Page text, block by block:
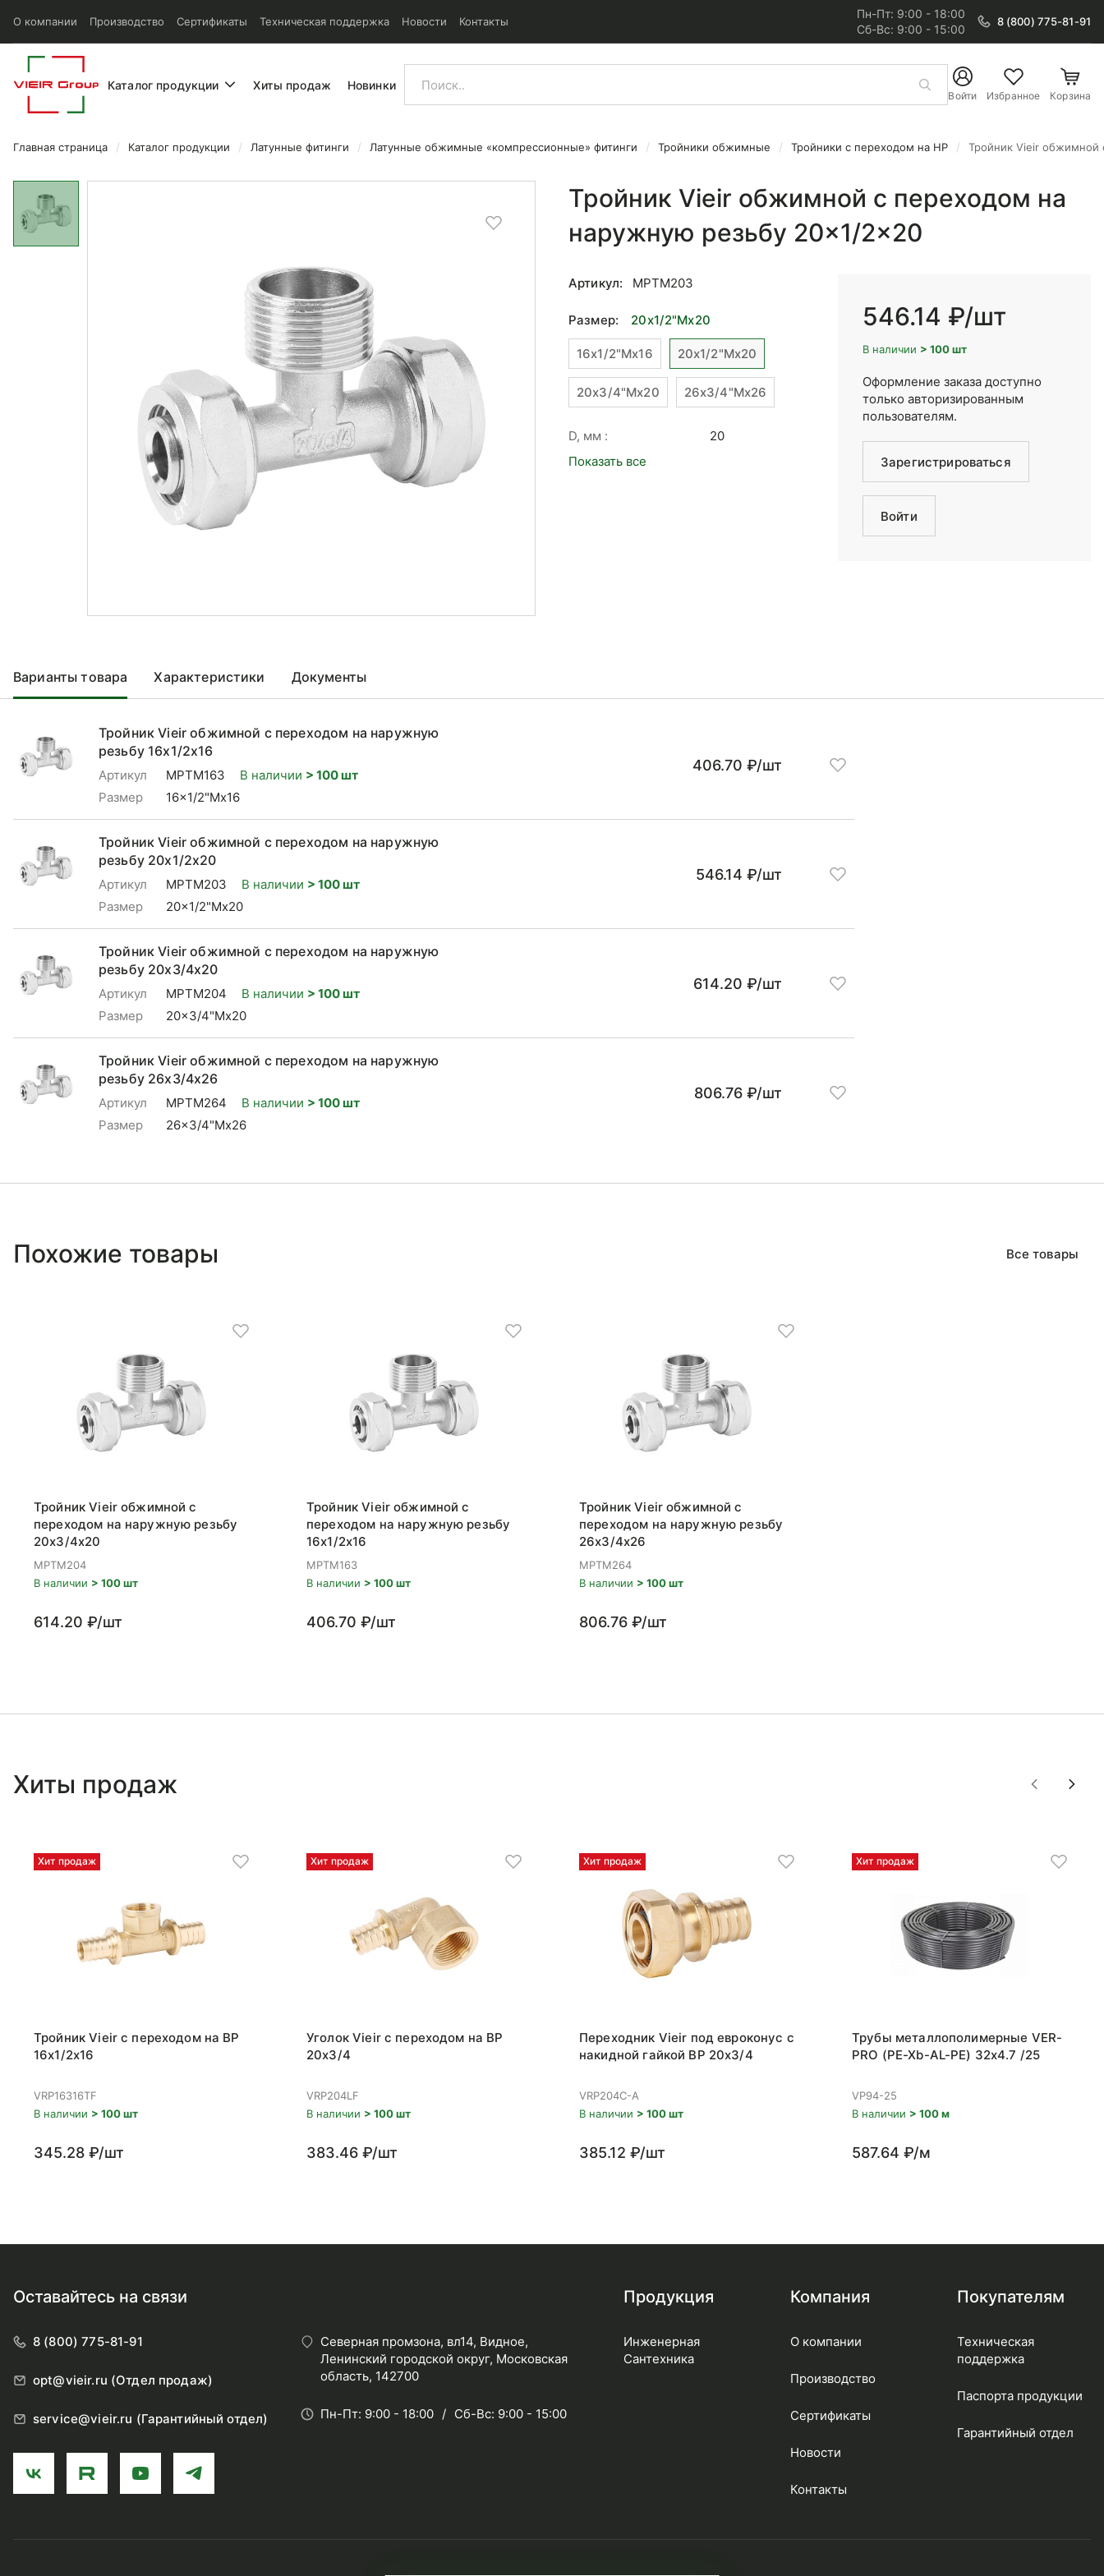
О компании Производство Сертификаты Техническая поддержка Новости Контакты
Пн-Пт: 9:00 - 18:00
Сб-Вс: 9:00 - 15:00
8 (800) 775-81-91
Каталог продукции Хиты продаж Новинки
Войти Избранное Корзина
Главная страница Каталог продукции Латунные фитинги Латунные обжимные «компрессионные» фитинги Тройники обжимные Тройники с переходом на НР Тройник Vieir обжимной
Тройник Vieir обжимной с переходом на
наружную резьбу 20x1/2x20
Артикул: MPTM203
Размер: 20x1/2"Mx20
16x1/2"Mx16 20x1/2"Mx20
20x3/4"Mx20 26x3/4"Mx26
D, мм :
20
Показать все
546.14 ₽/шт
В наличии > 100 шт
Оформление заказа доступно
только авторизированным
пользователям.
Зарегистрироваться
Войти
Варианты товара Характеристики Документы
Тройник Vieir обжимной с переходом на наружную
резьбу 16x1/2x16
Артикул MPTM163 В наличии > 100 шт
Размер
16x1/2"Mx16
406.70 ₽/шт
Тройник Vieir обжимной с переходом на наружную
резьбу 20x1/2x20
Артикул MPTM203 В наличии > 100 шт
Размер
20x1/2"Mx20
546.14 ₽/шт
Тройник Vieir обжимной с переходом на наружную
резьбу 20x3/4x20
Артикул MPTM204 В наличии > 100 шт
Размер
20x3/4"Mx20
614.20 ₽/шт
Тройник Vieir обжимной с переходом на наружную
резьбу 26x3/4x26
Артикул MPTM264 В наличии > 100 шт
Размер
26x3/4"Mx26
806.76 ₽/шт
Похожие товары Все товары
Тройник Vieir обжимной с
переходом на наружную резьбу
20x3/4x20
MPTM204
В наличии > 100 шт
614.20 ₽/шт
Тройник Vieir обжимной с
переходом на наружную резьбу
16x1/2x16
MPTM163
В наличии > 100 шт
406.70 ₽/шт
Тройник Vieir обжимной с
переходом на наружную резьбу
26x3/4x26
MPTM264
В наличии > 100 шт
806.76 ₽/шт
Хиты продаж
Хит продаж
Тройник Vieir с переходом на ВР
16x1/2x16
VRP16316TF
В наличии > 100 шт
345.28 ₽/шт
Хит продаж
Уголок Vieir с переходом на ВР
20x3/4
VRP204LF
В наличии > 100 шт
383.46 ₽/шт
Хит продаж
Переходник Vieir под евроконус с
накидной гайкой ВР 20x3/4
VRP204C-A
В наличии > 100 шт
385.12 ₽/шт
Хит продаж
Трубы металлополимерные VER-
PRO (PE-Xb-AL-PE) 32x4.7 /25
VP94-25
В наличии > 100 м
587.64 ₽/м
Оставайтесь на связи
8 (800) 775-81-91
opt@vieir.ru (Отдел продаж)
service@vieir.ru (Гарантийный отдел)
Северная промзона, вл14, Видное,
Ленинский городской округ, Московская
область, 142700
Пн-Пт: 9:00 - 18:00 Сб-Вс: 9:00 - 15:00
Продукция
Инженерная
Сантехника
Компания
О компании
Производство
Сертификаты
Новости
Контакты
Покупателям
Техническая
поддержка
Паспорта продукции
Гарантийный отдел